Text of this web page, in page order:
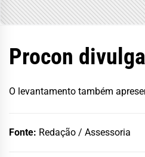
Procon
O levantamento também
Fonte: Redação / Assessoria